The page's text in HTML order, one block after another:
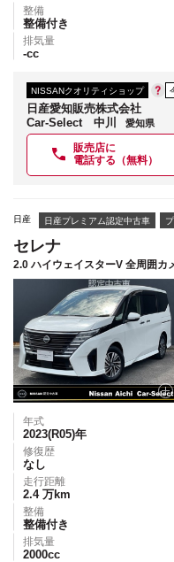
整備
整備付き
排気量
-cc
NISSANクオリティショップ
日産愛知販売株式会社
Car-Select 中川
愛知県
販売店に
電話する（無料）
日産 日産プレミアム認定中古車
セレナ
2.0 ハイウェイスターV 全周囲
年式
2023(R05)年
修復歴
なし
走行距離
2.4 万km
整備
整備付き
排気量
2000cc